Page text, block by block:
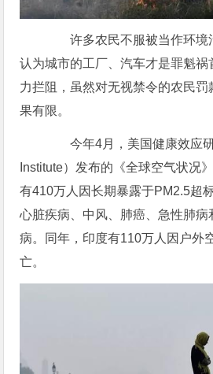
许多农民不服被当作环境
认为城市的工厂、汽车才是罪魁
力拦阻，虽然对无视禁令的农民
果有限。
今年4月，美国健康效应研
Institute）发布的《全球空气状况
有410万人因长期暴露于PM2.5超
心脏疾病、中风、肺癌、急性肺
病。同年，印度有110万人因户外
亡。